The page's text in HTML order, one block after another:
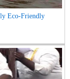
Eco-Friendly